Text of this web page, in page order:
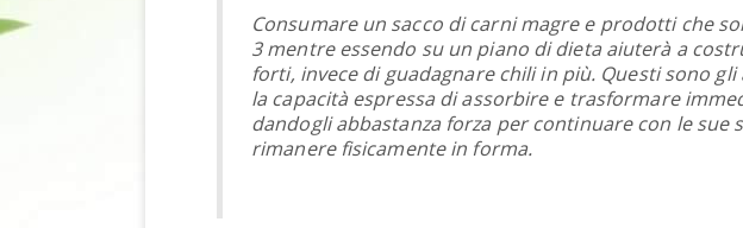
Consumare un sacco di carni magre e prodotti che
3 mentre essendo su un piano di dieta aiuterà a
forti, invece di guadagnare chili in più. Questi sono
la capacità espressa di assorbire e trasformare
dandogli abbastanza forza per continuare con le sue
rimanere fisicamente in forma.